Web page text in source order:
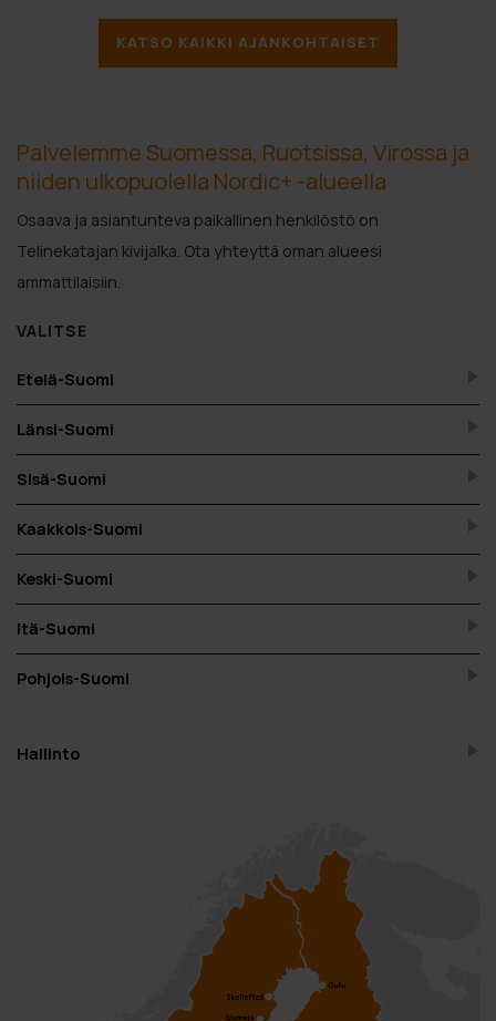
KATSO KAIKKI AJANKOHTAISET
Palvelemme Suomessa, Ruotsissa, Virossa ja
niiden ulkopuolella Nordic+ -alueella
Osaava ja asiantunteva paikallinen henkilöstö on
Telinekatajan kivijalka. Ota yhteyttä oman alueesi
ammattilaisiin.
VALITSE
Etelä-Suomi
Länsi-Suomi
Sisä-Suomi
Kaakkois-Suomi
Keski-Suomi
Itä-Suomi
Pohjois-Suomi
Hallinto